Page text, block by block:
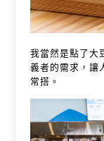
我當然是點了大
義者的需求，讓
常搭。